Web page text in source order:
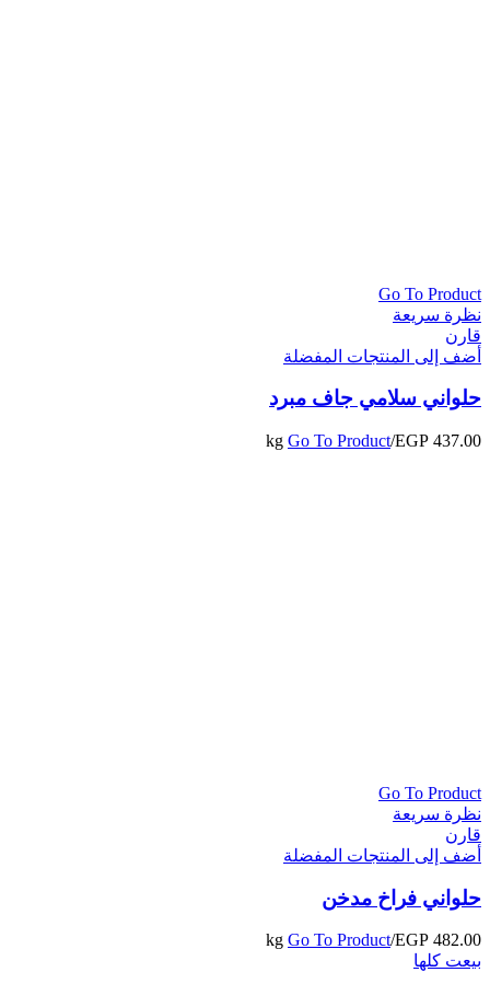
Go To Product
نظرة سريعة
قارن
أضف إلى المنتجات المفضلة
حلواني سلامي جاف مبرد
EGP 437.00
/kg
Go To Product
Go To Product
نظرة سريعة
قارن
أضف إلى المنتجات المفضلة
حلواني فراخ مدخن
EGP 482.00
/kg
Go To Product
بيعت كلها